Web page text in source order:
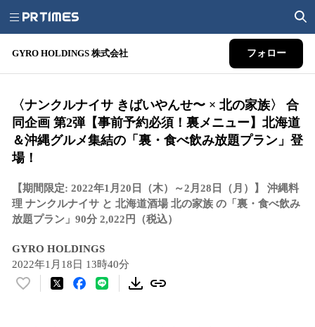
GYRO HOLDINGS 株式会社 フォロー
〈ナンクルナイサ きばいやんせ〜 × 北の家族〉 合
同企画 第2弾【事前予約必須！裏メニュー】北海道
＆沖縄グルメ集結の「裏・食べ飲み放題プラン」登
場！
【期間限定: 2022年1月20日（木）～2月28日（月）】 沖縄料
理 ナンクルナイサ と 北海道酒場 北の家族 の「裏・食べ飲み
放題プラン」90分 2,022円（税込）
GYRO HOLDINGS
2022年1月18日 13時40分
い